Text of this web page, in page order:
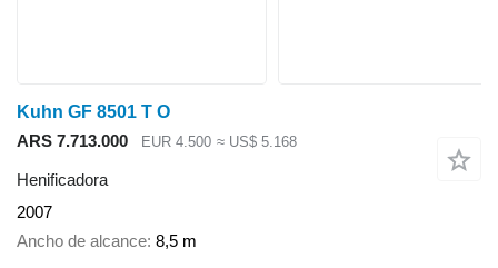
Kuhn GF 8501 T O
ARS 7.713.000
EUR 4.500 ≈ US$ 5.168
Henificadora
2007
Ancho de alcance 8,5 m